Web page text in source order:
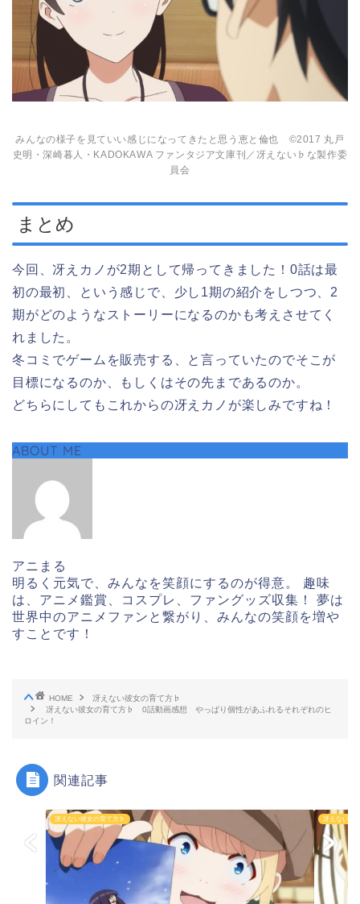
みんなの様子を見ていい感じになってきたと思う恵と倫也 ©2017 丸戸
史明・深崎暮人・KADOKAWA ファンタジア文庫刊／冴えない♭な製作委
員会
まとめ
今回、冴えカノが2期として帰ってきました！0話は最
初の最初、という感じで、少し1期の紹介をしつつ、2
期がどのようなストーリーになるのかも考えさせてく
れました。
冬コミでゲームを販売する、と言っていたのでそこが
目標になるのか、もしくはその先まであるのか。
どちらにしてもこれからの冴えカノが楽しみですね！
ABOUT ME
アニまる
明るく元気で、みんなを笑顔にするのが得意。 趣味
は、アニメ鑑賞、コスプレ、ファングッズ収集！ 夢は
世界中のアニメファンと繋がり、みんなの笑顔を増や
すことです！
HOME
冴えない彼女の育て方♭
冴えない彼女の育て方♭ 0話動画感想 やっぱり個性があふれるそれぞれのヒ
ロイン！
関連記事
冴えない彼女の育て方♭ 冴えない彼